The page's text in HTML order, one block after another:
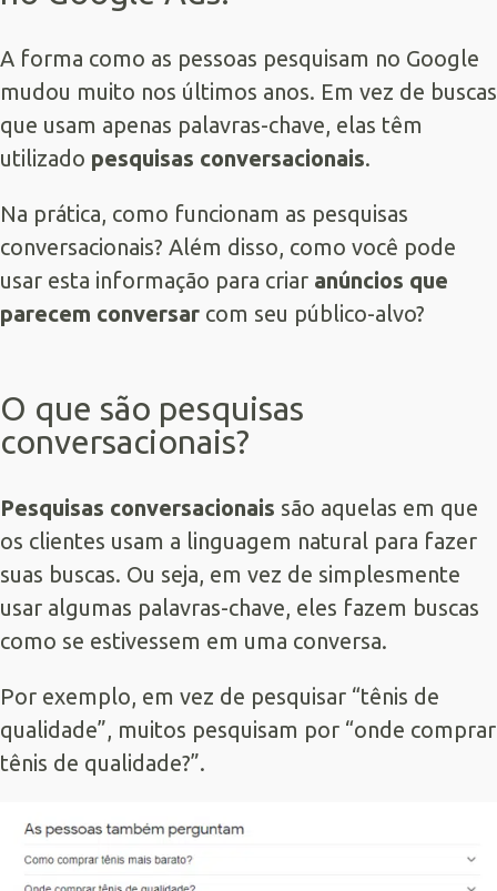
A forma como as pessoas pesquisam no Google
mudou muito nos últimos anos. Em vez de buscas
que usam apenas palavras-chave, elas têm
utilizado pesquisas conversacionais.
Na prática, como funcionam as pesquisas
conversacionais? Além disso, como você pode
usar esta informação para criar anúncios que
parecem conversar com seu público-alvo?
O que são pesquisas
conversacionais?
Pesquisas conversacionais são aquelas em que
os clientes usam a linguagem natural para fazer
suas buscas. Ou seja, em vez de simplesmente
usar algumas palavras-chave, eles fazem buscas
como se estivessem em uma conversa.
Por exemplo, em vez de pesquisar “tênis de
qualidade”, muitos pesquisam por “onde comprar
tênis de qualidade?”.